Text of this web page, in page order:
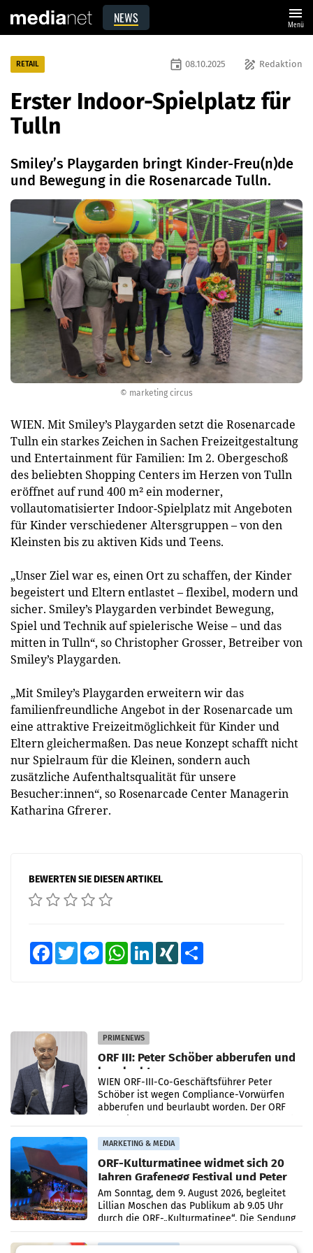
NEWS menu
Menü
© marketing circus
RETAIL draw Redaktion
event 08.10.2025
Erster Indoor-Spielplatz für
Tulln
Smiley’s Playgarden bringt Kinder-Freu(n)de
und Bewegung in die Rosenarcade Tulln.
WIEN. Mit Smiley’s Playgarden setzt die Rosenarcade
Tulln ein starkes Zeichen in Sachen Freizeitgestaltung
und Entertainment für Familien: Im 2. Obergeschoß
des beliebten Shopping Centers im Herzen von Tulln
eröffnet auf rund 400 m² ein moderner,
vollautomatisierter Indoor-Spielplatz mit Angeboten
für Kinder verschiedener Altersgruppen – von den
Kleinsten bis zu aktiven Kids und Teens.
„Unser Ziel war es, einen Ort zu schaffen, der Kinder
begeistert und Eltern entlastet – flexibel, modern und
sicher. Smiley’s Playgarden verbindet Bewegung,
Spiel und Technik auf spielerische Weise – und das
mitten in Tulln“, so Christopher Grosser, Betreiber von
Smiley’s Playgarden.
„Mit Smiley’s Playgarden erweitern wir das
familienfreundliche Angebot in der Rosenarcade um
eine attraktive Freizeitmöglichkeit für Kinder und
Eltern gleichermaßen. Das neue Konzept schafft nicht
nur Spielraum für die Kleinen, sondern auch
zusätzliche Aufenthaltsqualität für unsere
Besucher:innen“, so Rosenarcade Center Managerin
Katharina Gfrerer.
BEWERTEN SIE DIESEN ARTIKEL
FacebookTwitter MessengerWhatsAppLinkedInXING
PRIMENEWS
ORF III: Peter Schöber abberufen und
beurlaubt
WIEN ORF-III-Co-Geschäftsführer Peter
Schöber ist wegen Compliance-Vorwürfen
abberufen und beurlaubt worden. Der ORF
MARKETING & MEDIA
ORF-Kulturmatinee widmet sich 20
Jahren Grafenegg Festival und Peter
Simonischek
Am Sonntag, dem 9. August 2026, begleitet
Lillian Moschen das Publikum ab 9.05 Uhr
durch die ORF-„Kulturmatinee“. Die Sendung
startet mit der Dokumentation „20 Jahre
Grafenegg